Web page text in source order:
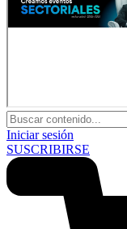
Iniciar sesión
SUSCRIBIRSE